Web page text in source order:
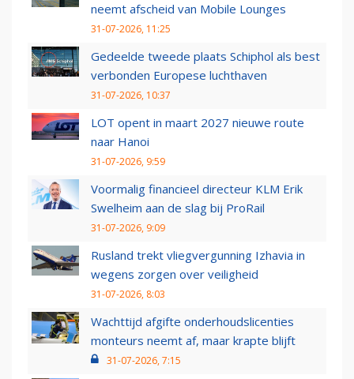
neemt afscheid van Mobile Lounges
31-07-2026, 11:25
Gedeelde tweede plaats Schiphol als best
verbonden Europese luchthaven
31-07-2026, 10:37
LOT opent in maart 2027 nieuwe route
naar Hanoi
31-07-2026, 9:59
Voormalig financieel directeur KLM Erik
Swelheim aan de slag bij ProRail
31-07-2026, 9:09
Rusland trekt vliegvergunning Izhavia in
wegens zorgen over veiligheid
31-07-2026, 8:03
Wachttijd afgifte onderhoudslicenties
monteurs neemt af, maar krapte blijft
31-07-2026, 7:15